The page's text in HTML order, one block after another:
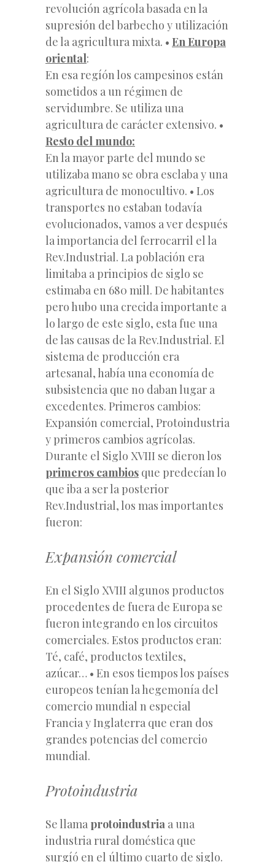
revolución agrícola basada en la
supresión del barbecho y utilización
de la agricultura mixta. • En Europa
oriental:
En esa regíón los campesinos están
sometidos a un régimen de
servidumbre. Se utiliza una
agricultura de carácter extensivo. •
Resto del mundo:
En la mayor parte del mundo se
utilizaba mano se obra esclaba y una
agricultura de monocultivo. • Los
transportes no estaban todavía
evolucionados, vamos a ver después
la importancia del ferrocarril el la
Rev.Industrial. La población era
limitaba a principios de siglo se
estimaba en 680 mill. De habitantes
pero hubo una crecida importante a
lo largo de este siglo, esta fue una
de las causas de la Rev.Industrial. El
sistema de producción era
artesanal, había una economía de
subsistencia que no daban lugar a
excedentes. Primeros cambios:
Expansión comercial, Protoindustria
y primeros cambios agrícolas.
Durante el Siglo XVIII se dieron los
primeros cambios que predecían lo
que iba a ser la posterior
Rev.Industrial, los mas importantes
fueron:
Expansión comercial
En el Siglo XVIII algunos productos
procedentes de fuera de Europa se
fueron integrando en los circuitos
comerciales. Estos productos eran:
Té, café, productos textiles,
azúcar… • En esos tiempos los países
europeos tenían la hegemonía del
comercio mundial n especial
Francia y Inglaterra que eran dos
grandes potencias del comercio
mundial.
Protoindustria
Se llama protoindustria a una
industria rural doméstica que
surgíó en el último cuarto de siglo.